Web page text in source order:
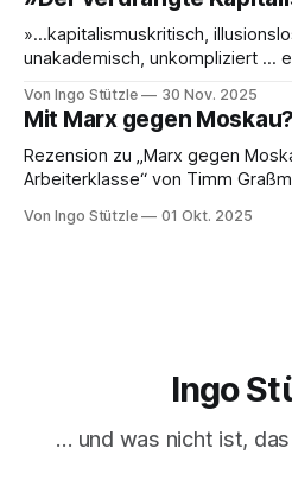
das Konzept der »Nicht-
wie in einer Gesellschaft und
Sachverhalte verhandelt
»…kapitalismuskritisch,
unakademisch, unkompliziert …
Besprechung von Sebastian
kuratierten und
Kapitalismus«, der gerade bei
Danke an den großartigen
Von Ingo Stützle 30 Nov. 2025
Mit Marx gegen Moskau?
Rezension zu „Marx gegen
Arbeiterklasse“ von Timm Graßmann Der
und spätestens seit dem 24.
Von Ingo Stützle 01 Okt. 2025
Ingo
… und was nicht ist,